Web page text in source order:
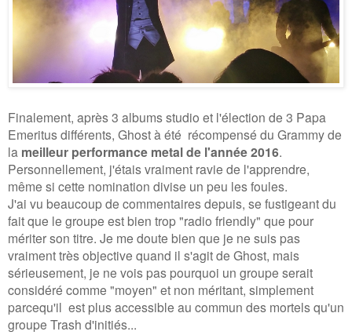
Finalement, après 3 albums studio et l'élection de 3 Papa
Emeritus différents, Ghost à été récompensé du Grammy de
la meilleur performance metal de l'année 2016.
Personnellement, j'étais vraiment ravie de l'apprendre,
même si cette nomination divise un peu les foules.
J'ai vu beaucoup de commentaires depuis, se fustigeant du
fait que le groupe est bien trop "radio friendly" que pour
mériter son titre. Je me doute bien que je ne suis pas
vraiment très objective quand il s'agit de Ghost, mais
sérieusement, je ne vois pas pourquoi un groupe serait
considéré comme "moyen" et non méritant, simplement
parcequ'il est plus accessible au commun des mortels qu'un
groupe Trash d'initiés...